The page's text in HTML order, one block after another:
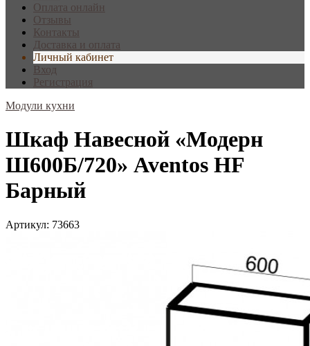
Оплата онлайн
Отзывы
Контакты
Доставка и оплата
Личный кабинет
Вход
Регистрация
Модули кухни
Шкаф Навесной «Модерн
Ш600Б/720» Aventos HF
Барный
Артикул: 73663